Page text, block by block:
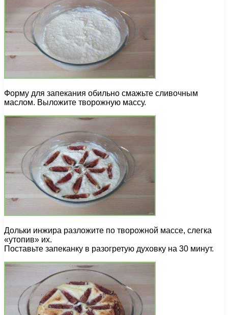
Форму для запекания обильно смажьте сливочным
маслом. Выложите творожную массу.
Дольки инжира разложите по творожной массе, слегка
«утопив» их.
Поставьте запеканку в разогретую духовку на 30 минут.